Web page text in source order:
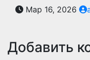
Мар 16, 2026
Добавить